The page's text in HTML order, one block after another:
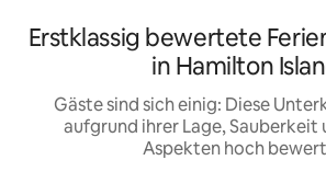
Erstklassig bewertete
in Hamilton
Gäste sind sich einig: Diese
aufgrund ihrer Lage, Sauberkeit
Aspekten hoch